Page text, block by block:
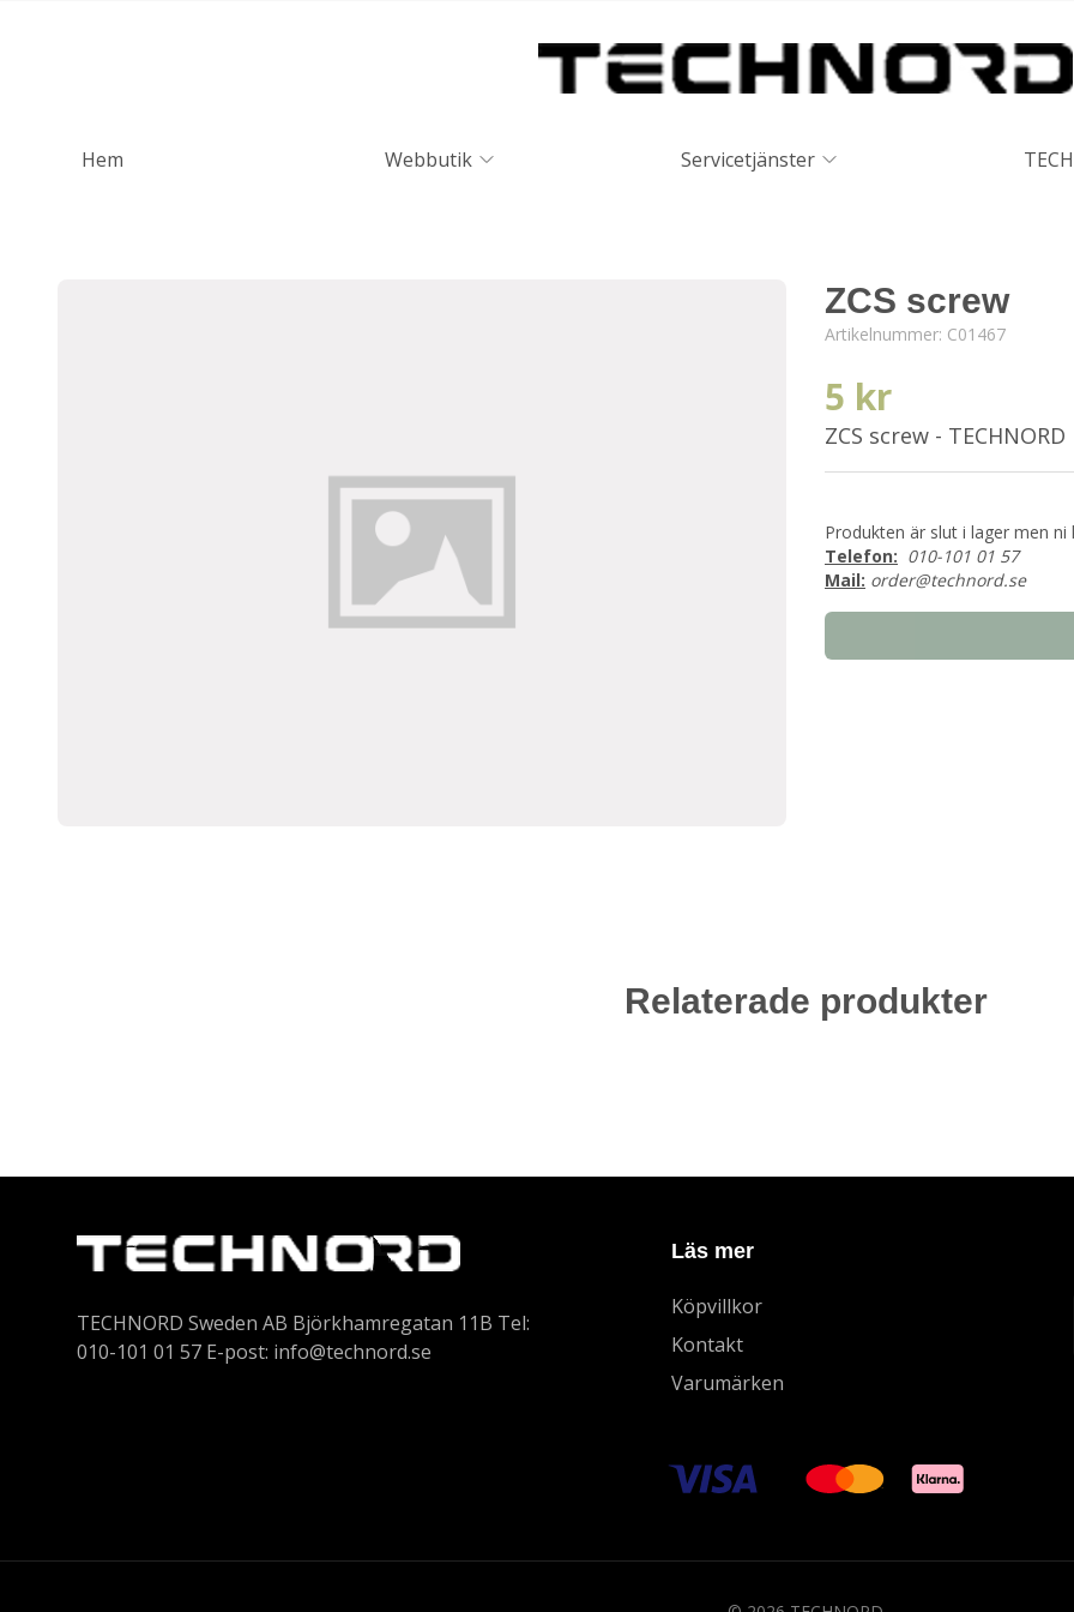
Hem Webbutik Servicetjänster
ZCS screw
Artikelnummer: C01467
5 kr
ZCS screw - TECHNORD
Produkten är slut i lager men
Telefon: 010-101 01 57
Mail: order@technord.se
Relaterade produkter
TECHNORD Sweden AB Björkhamregatan 11B Tel:
010-101 01 57 E-post: info@technord.se
Läs mer
Köpvillkor
Kontakt
Varumärken